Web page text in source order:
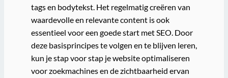
tags en bodytekst. Het regelmatig creëren van
waardevolle en relevante content is ook
essentieel voor een goede start met SEO. Door
deze basisprincipes te volgen en te blijven leren,
kun je stap voor stap je website optimaliseren
voor zoekmachines en de zichtbaarheid ervan